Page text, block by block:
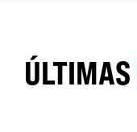
ÚLTIMAS